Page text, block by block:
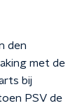
den
met de
bij
PSV de